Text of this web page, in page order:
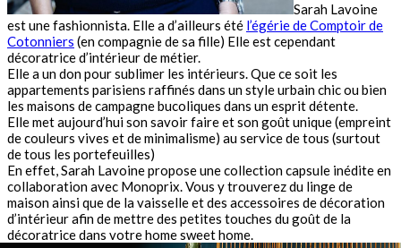
Sarah Lavoine
est une fashionnista. Elle a d’ailleurs été l’égérie de Comptoir de
Cotonniers (en compagnie de sa fille) Elle est cependant
décoratrice d’intérieur de métier.
Elle a un don pour sublimer les intérieurs. Que ce soit les
appartements parisiens raffinés dans un style urbain chic ou bien
les maisons de campagne bucoliques dans un esprit détente.
Elle met aujourd’hui son savoir faire et son goût unique (empreint
de couleurs vives et de minimalisme) au service de tous (surtout
de tous les portefeuilles)
En effet, Sarah Lavoine propose une collection capsule inédite en
collaboration avec Monoprix. Vous y trouverez du linge de
maison ainsi que de la vaisselle et des accessoires de décoration
d’intérieur afin de mettre des petites touches du goût de la
décoratrice dans votre home sweet home.